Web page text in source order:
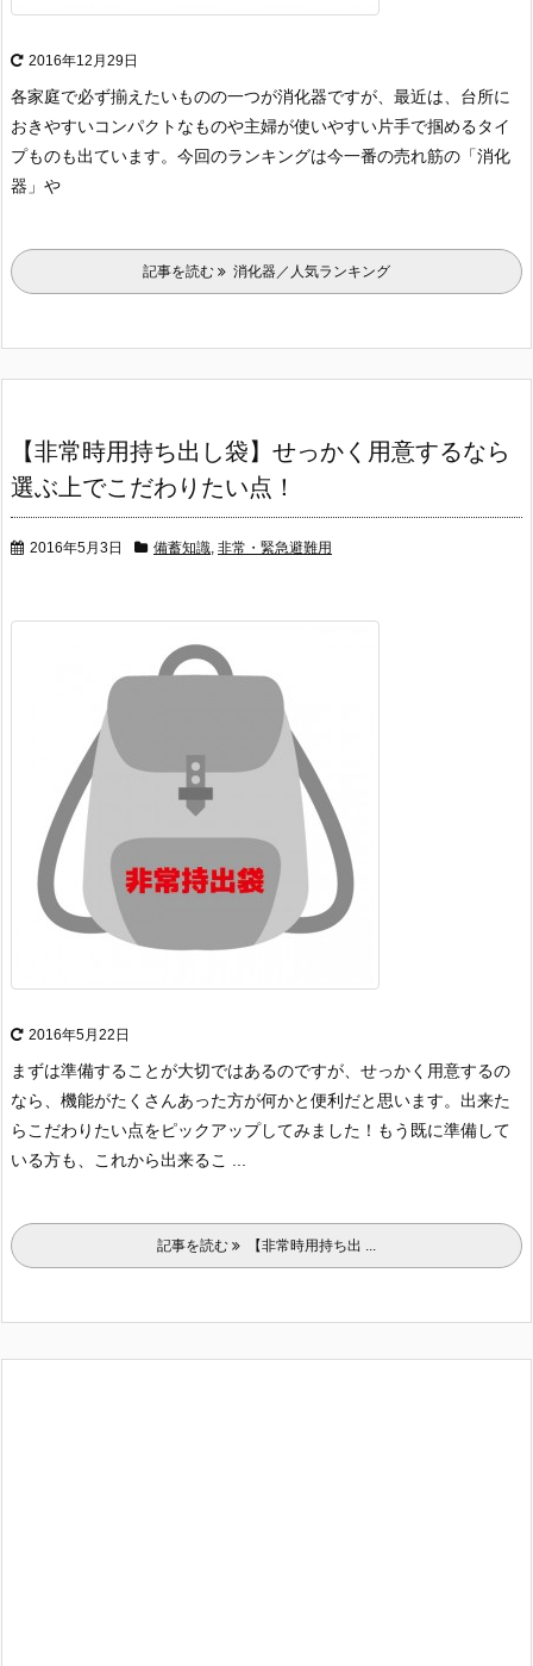
2016年12月29日
各家庭で必ず揃えたいものの一つが消化器ですが、 最近は、台所に
おきやすいコンパクトなものや主婦が使いやすい片手で掴めるタイ
プものも出ています。 今回のランキングは今一番の売れ筋の「消化
器」や
記事を読む 消化器／人気ランキング
【非常時用持ち出し袋】せっかく用意するなら
選ぶ上でこだわりたい点！
2016年5月3日 備蓄知識, 非常・緊急避難用
2016年5月22日
まずは準備することが大切ではあるのですが、せっかく用意するの
なら、機能がたくさんあった方が何かと便利だと思います。 出来た
らこだわりたい点をピックアップしてみました！ もう既に準備して
いる方も、これから出来るこ ...
記事を読む 【非常時用持ち出 ...